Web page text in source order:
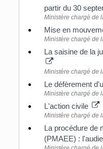
partir du 30
Ministère chargé de
Mise en
Ministère chargé de
La saisine de la
Ministère chargé de
Le défèrement
Ministère chargé de
L'action civile
Ministère chargé de
La procédure de
(PMAEE) :